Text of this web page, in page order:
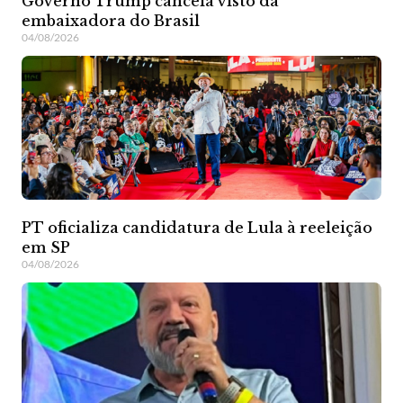
embaixadora do Brasil
04/08/2026
PT oficializa candidatura de Lula à reeleição
em SP
04/08/2026